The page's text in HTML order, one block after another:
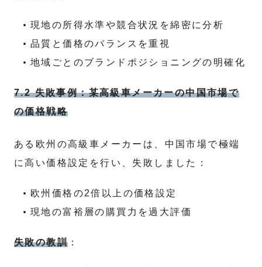
現地の所得水準や競合状況を綿密に分析
品質と価格のバランスを重視
地域ごとのブランドポジショニングの明確化
7.2 失敗事例：某高級車メーカーの中国市場で
の価格戦略
ある欧州の高級車メーカーは、中国市場で極端
に高い価格設定を行い、失敗しました：
欧州価格の2倍以上の価格設定
現地の富裕層の購買力を過大評価
失敗の教訓 ：